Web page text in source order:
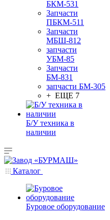
БКМ-531
Запчасти
ПБКМ-511
Запчасти
МБШ-812
запчасти
УБМ-85
Запчасти
БМ-831
запчасти БМ-305
+ ЕЩЕ 7
Б/У техника в
наличии
Каталог
Буровое оборудование